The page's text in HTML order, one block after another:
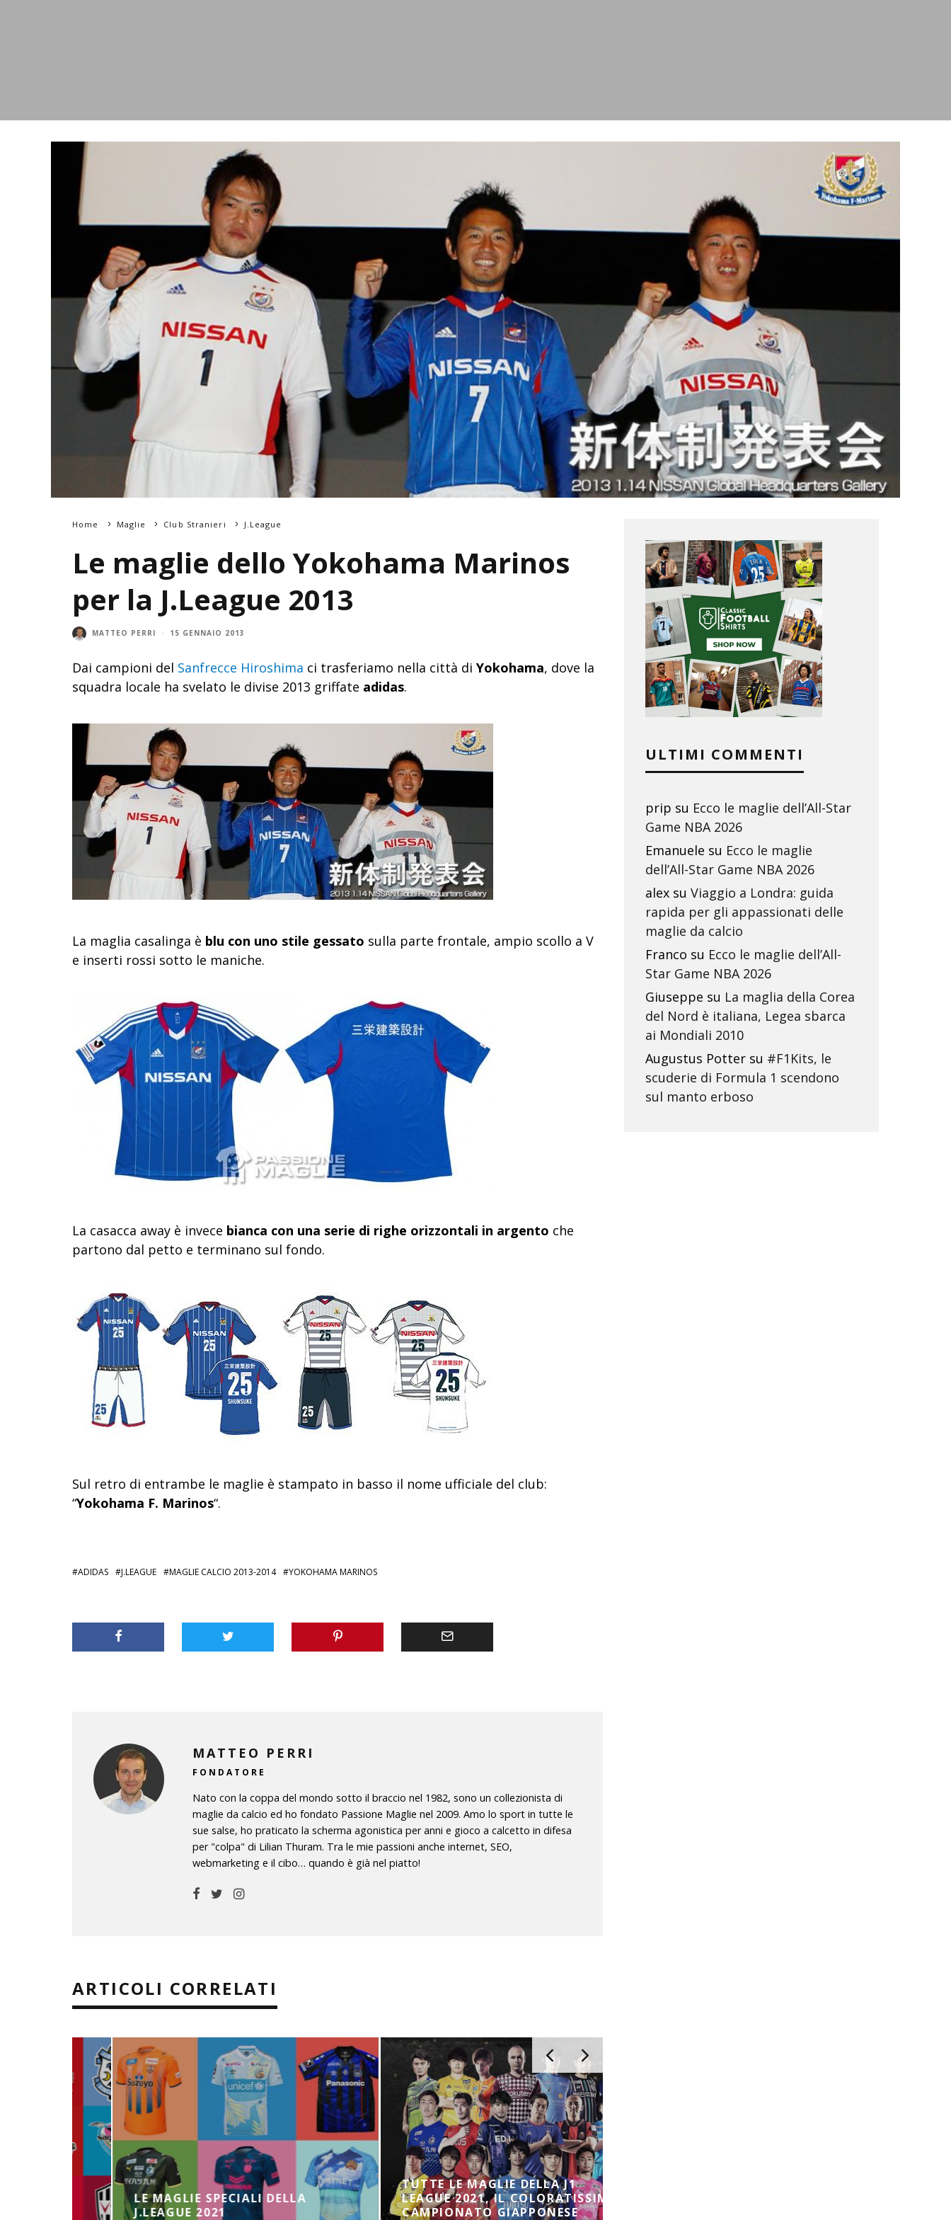
Home Maglie Club Stranieri J.League
Le maglie dello Yokohama Marinos
per la J.League 2013
MATTEO PERRI · 15 GENNAIO 2013
Dai campioni del Sanfrecce Hiroshima ci trasferiamo nella città di Yokohama, dove la
squadra locale ha svelato le divise 2013 griffate adidas.
La maglia casalinga è blu con uno stile gessato sulla parte frontale, ampio scollo a V
e inserti rossi sotto le maniche.
La casacca away è invece bianca con una serie di righe orizzontali in argento che
partono dal petto e terminano sul fondo.
Sul retro di entrambe le maglie è stampato in basso il nome ufficiale del club:
“Yokohama F. Marinos“.
ADIDAS J.LEAGUE MAGLIE CALCIO 2013-2014 YOKOHAMA MARINOS
MATTEO PERRI
FONDATORE
Nato con la coppa del mondo sotto il braccio nel 1982, sono un collezionista di
maglie da calcio ed ho fondato Passione Maglie nel 2009. Amo lo sport in tutte le
sue salse, ho praticato la scherma agonistica per anni e gioco a calcetto in difesa
per "colpa" di Lilian Thuram. Tra le mie passioni anche internet, SEO,
webmarketing e il cibo… quando è già nel piatto!
ARTICOLI CORRELATI
LE MAGLIE SPECIALI DELLA
J.LEAGUE 2021
TUTTE LE MAGLIE DELLA J1
LEAGUE 2021, IL COLORATISSIMO
CAMPIONATO GIAPPONESE
ULTIMI COMMENTI
prip su Ecco le maglie dell’All-Star
Game NBA 2026
Emanuele su Ecco le maglie
dell’All-Star Game NBA 2026
alex su Viaggio a Londra: guida
rapida per gli appassionati delle
maglie da calcio
Franco su Ecco le maglie dell’All-
Star Game NBA 2026
Giuseppe su La maglia della Corea
del Nord è italiana, Legea sbarca
ai Mondiali 2010
Augustus Potter su #F1Kits, le
scuderie di Formula 1 scendono
sul manto erboso